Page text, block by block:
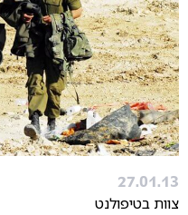
27.01.13
צוות בטיפולנט